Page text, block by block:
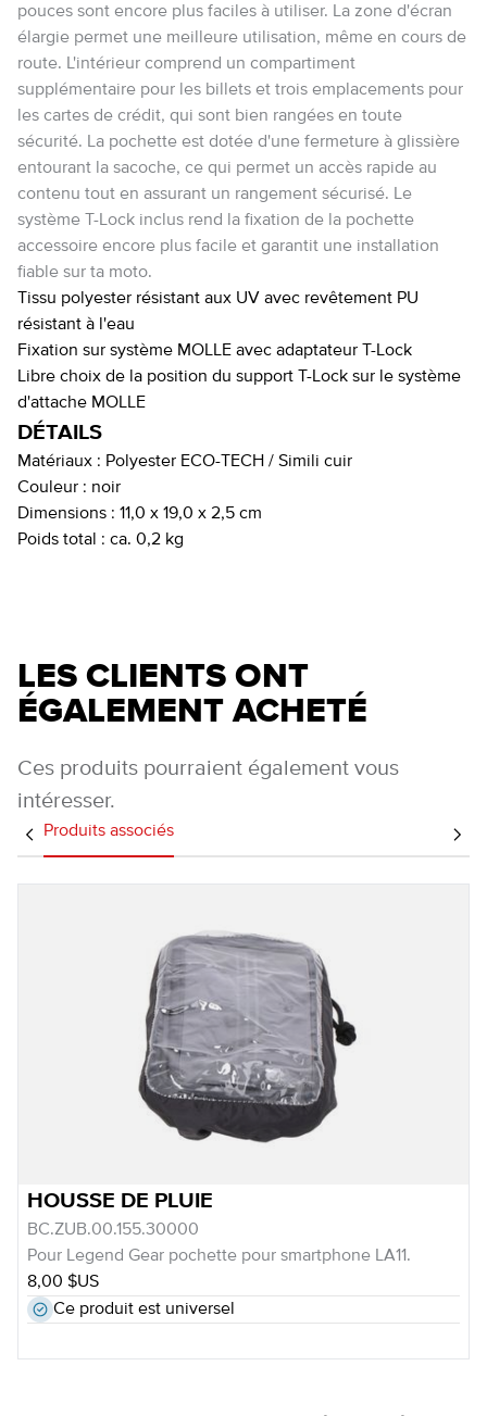
pouces sont encore plus faciles à utiliser. La zone d'écran
élargie permet une meilleure utilisation, même en cours de
route. L'intérieur comprend un compartiment
supplémentaire pour les billets et trois emplacements pour
les cartes de crédit, qui sont bien rangées en toute
sécurité. La pochette est dotée d'une fermeture à glissière
entourant la sacoche, ce qui permet un accès rapide au
contenu tout en assurant un rangement sécurisé. Le
système T-Lock inclus rend la fixation de la pochette
accessoire encore plus facile et garantit une installation
fiable sur ta moto.
Tissu polyester résistant aux UV avec revêtement PU
résistant à l'eau
Fixation sur système MOLLE avec adaptateur T-Lock
Libre choix de la position du support T-Lock sur le système
d'attache MOLLE
DÉTAILS
Matériaux : Polyester ECO-TECH / Simili cuir
Couleur : noir
Dimensions : 11,0 x 19,0 x 2,5 cm
Poids total : ca. 0,2 kg
LES CLIENTS ONT
ÉGALEMENT ACHETÉ
Ces produits pourraient également vous
intéresser.
Produits associés
HOUSSE DE PLUIE
BC.ZUB.00.155.30000
Pour Legend Gear pochette pour smartphone LA11.
8,00 $US
Ce produit est universel